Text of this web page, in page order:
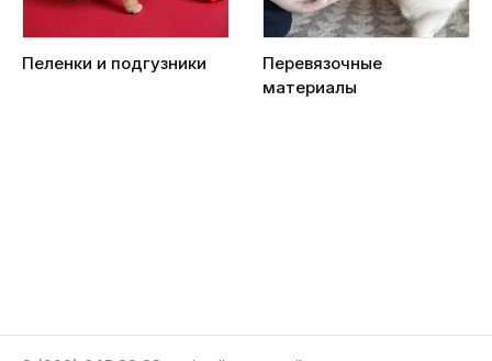
Пеленки и подгузники
Перевязочные
материалы